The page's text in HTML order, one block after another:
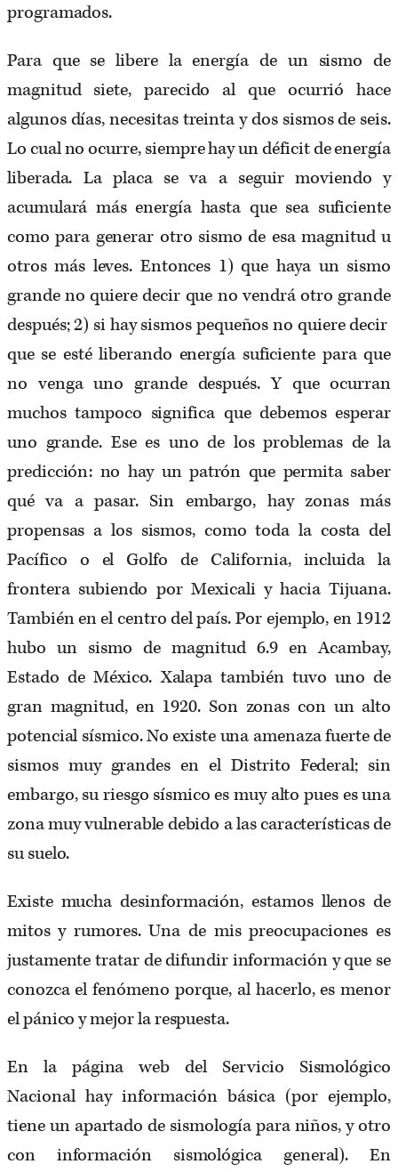
programados.
Para que se libere la energía de un sismo de
magnitud siete, parecido al que ocurrió hace
algunos días, necesitas treinta y dos sismos de seis.
Lo cual no ocurre, siempre hay un déficit de energía
liberada. La placa se va a seguir moviendo y
acumulará más energía hasta que sea suficiente
como para generar otro sismo de esa magnitud u
otros más leves. Entonces 1) que haya un sismo
grande no quiere decir que no vendrá otro grande
después; 2) si hay sismos pequeños no quiere decir
que se esté liberando energía suficiente para que
no venga uno grande después. Y que ocurran
muchos tampoco significa que debemos esperar
uno grande. Ese es uno de los problemas de la
predicción: no hay un patrón que permita saber
qué va a pasar. Sin embargo, hay zonas más
propensas a los sismos, como toda la costa del
Pacífico o el Golfo de California, incluida la
frontera subiendo por Mexicali y hacia Tijuana.
También en el centro del país. Por ejemplo, en 1912
hubo un sismo de magnitud 6.9 en Acambay,
Estado de México. Xalapa también tuvo uno de
gran magnitud, en 1920. Son zonas con un alto
potencial sísmico. No existe una amenaza fuerte de
sismos muy grandes en el Distrito Federal; sin
embargo, su riesgo sísmico es muy alto pues es una
zona muy vulnerable debido a las características de
su suelo.
Existe mucha desinformación, estamos llenos de
mitos y rumores. Una de mis preocupaciones es
justamente tratar de difundir información y que se
conozca el fenómeno porque, al hacerlo, es menor
el pánico y mejor la respuesta.
En la página web del Servicio Sismológico
Nacional hay información básica (por ejemplo,
tiene un apartado de sismología para niños, y otro
con información sismológica general). En